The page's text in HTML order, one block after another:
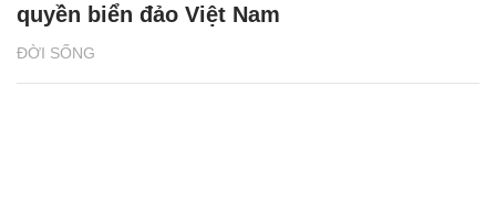
ĐỜI SỐNG
quyền biển đảo Việt Nam